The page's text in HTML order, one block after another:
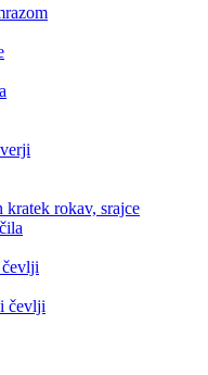
rokav, srajce
čevlji